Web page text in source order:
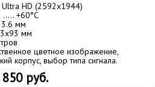
HD (2592x1944)
….. +60°С
3.6 мм
мм
цветное изображение,
корпус, выбор типа сигнала.
руб.